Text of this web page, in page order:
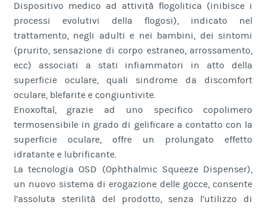
Dispositivo medico ad attività flogolitica (inibisce i
processi evolutivi della flogosi), indicato nel
trattamento, negli adulti e nei bambini, dei sintomi
(prurito, sensazione di corpo estraneo, arrossamento,
ecc) associati a stati infiammatori in atto della
superficie oculare, quali sindrome da discomfort
oculare, blefarite e congiuntivite.
Enoxoftal, grazie ad uno specifico copolimero
termosensibile in grado di gelificare a contatto con la
superficie oculare, offre un prolungato effetto
idratante e lubrificante.
La tecnologia OSD (Ophthalmic Squeeze Dispenser),
un nuovo sistema di erogazione delle gocce, consente
l’assoluta sterilità del prodotto, senza l’utilizzo di